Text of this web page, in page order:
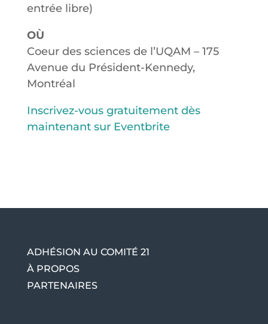
entrée libre)
OÙ
Coeur des sciences de l’UQAM – 175
Avenue du Président-Kennedy,
Montréal
Inscrivez-vous gratuitement dès
maintenant sur Eventbrite
ADHÉSION AU COMITÉ 21
À PROPOS
PARTENAIRES